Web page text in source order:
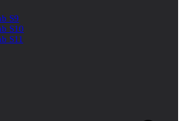
S9
S10
S11